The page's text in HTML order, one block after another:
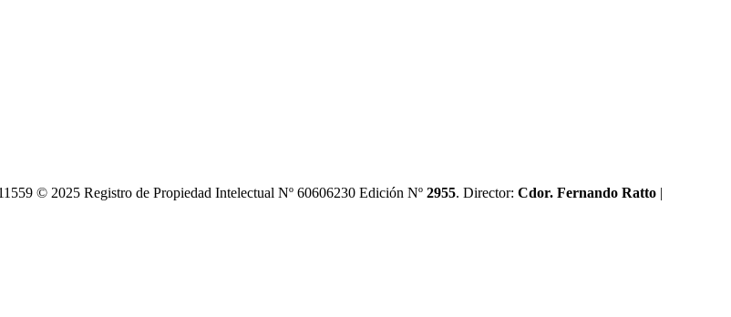
© 2025 Registro de Propiedad Intelectual Nº 60606230 Edición Nº 2955. Director:​ Cdor. Fernando Ratto |